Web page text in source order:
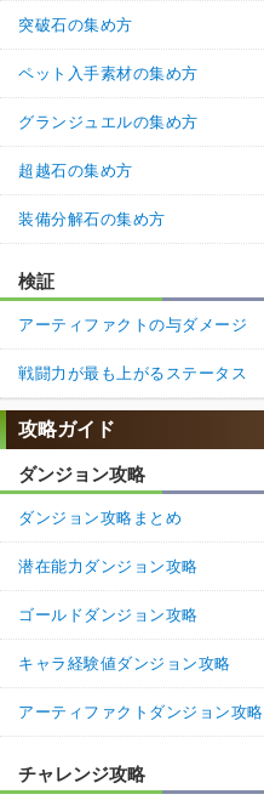
突破石の集め方
ペット入手素材の集め方
グランジュエルの集め方
超越石の集め方
装備分解石の集め方
検証
アーティファクトの与ダメージ
戦闘力が最も上がるステータス
攻略ガイド
ダンジョン攻略
ダンジョン攻略まとめ
潜在能力ダンジョン攻略
ゴールドダンジョン攻略
キャラ経験値ダンジョン攻略
アーティファクトダンジョン攻略
チャレンジ攻略